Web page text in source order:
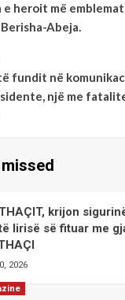
e heroit më
Abeja.
fundit në
një me
krijon
lirisë së fituar me
2026